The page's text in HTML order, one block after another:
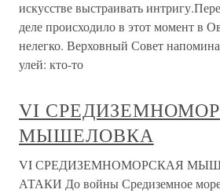
искусстве выстраивать
деле происходило в этот момент в
нелегко. Верховный Совет
улей: кто-то
VI
МЫШЕЛОВКА
VI СРЕДИЗЕМНОМОРСКАЯ
АТАКИ До войны Средиземное море